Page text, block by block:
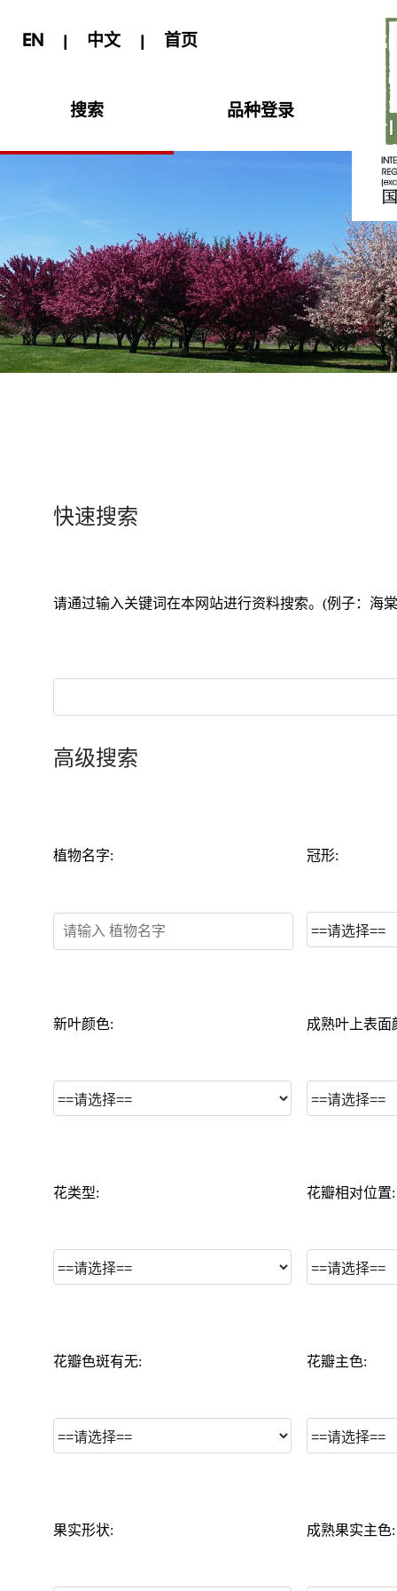
EN 中文 首页
搜索 品种登录
快速搜索
请通过输入关键词在本网站进行资料搜索。(例子：海
高级搜索
植物名字: 冠形:
新叶颜色: 成熟叶上表面
花类型: 花瓣相对位置:
花瓣色斑有无: 花瓣主色:
果实形状: 成熟果实主色: